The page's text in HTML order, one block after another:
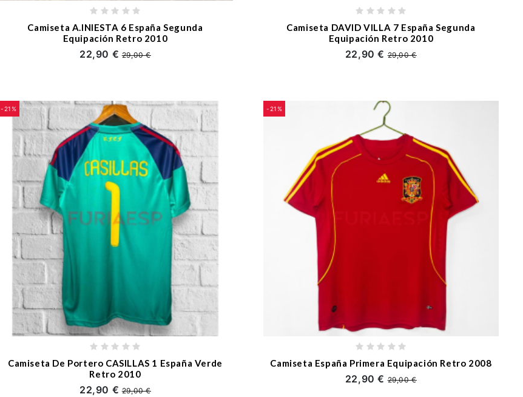
Camiseta A.INIESTA 6 España Segunda
Equipación Retro 2010
22,90 €29,00 €
Camiseta DAVID VILLA 7 España Segunda
Equipación Retro 2010
22,90 €29,00 €
-21%
Camiseta De Portero CASILLAS 1 España Verde
Retro 2010
22,90 €29,00 €
-21%
Camiseta España Primera Equipación Retro 2008
22,90 €29,00 €